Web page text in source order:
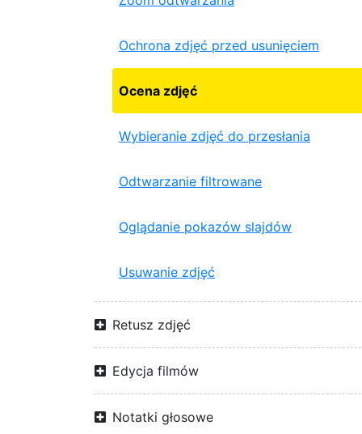
Ochrona zdjęć przed usunięciem
Ocena zdjęć
Wybieranie zdjęć do przesłania
Odtwarzanie filtrowane
Oglądanie pokazów slajdów
Usuwanie zdjęć
Retusz zdjęć
Edycja filmów
Notatki głosowe